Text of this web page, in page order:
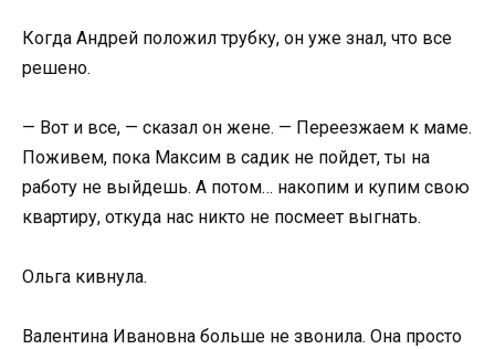
Когда Андрей положил трубку, он уже знал, что все
решено.
— Вот и все, — сказал он жене. — Переезжаем к маме.
Поживем, пока Максим в садик не пойдет, ты на
работу не выйдешь. А потом… накопим и купим свою
квартиру, откуда нас никто не посмеет выгнать.
Ольга кивнула.
Валентина Ивановна больше не звонила. Она просто